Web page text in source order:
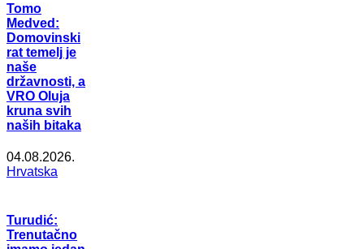
Tomo
Medved:
Domovinski
rat temelj je
naše
državnosti, a
VRO Oluja
kruna svih
naših bitaka
04.08.2026.
Hrvatska
Turudić:
Trenutačno